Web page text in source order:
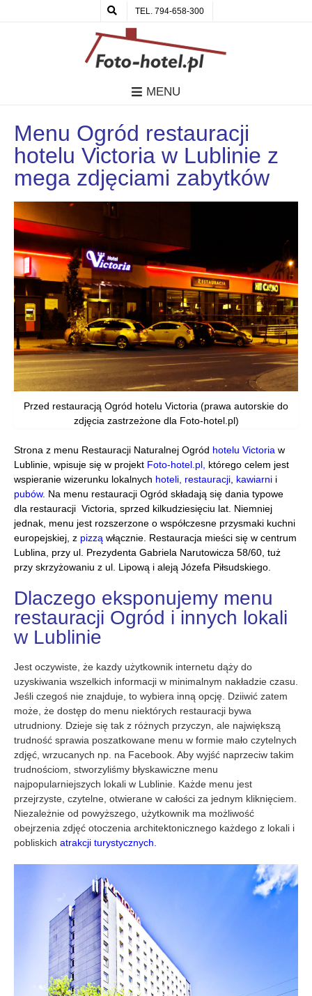
TEL. 794-658-300
MENU
Menu Ogród restauracji
hotelu Victoria w Lublinie z
mega zdjęciami zabytków
Przed restauracją Ogród hotelu Victoria (prawa autorskie do
zdjęcia zastrzeżone dla Foto-hotel.pl)
Strona z menu Restauracji Naturalnej Ogród hotelu Victoria w
Lublinie, wpisuje się w projekt Foto-hotel.pl, którego celem jest
wspieranie wizerunku lokalnych hoteli, restauracji kawiarni i
pubów. Na menu restauracji Ogród składają się dania typowe
dla restauracji Victoria, sprzed kilkudziesięciu lat. Niemniej
jednak, menu jest rozszerzone o współczesne przysmaki kuchni
europejskiej, z pizzą włącznie. Restauracja mieści się w centrum
Lublina, przy ul. Prezydenta Gabriela Narutowicza 58/60, tuż
przy skrzyżowaniu z ul. Lipową i aleją Józefa Piłsudskiego.
Dlaczego eksponujemy menu
restauracji Ogród i innych lokali
w Lublinie
Jest oczywiste, że kazdy użytkownik internetu dąży do
uzyskiwania wszelkich informacji w minimalnym nakładzie czasu.
Jeśli czegoś nie znajduje, to wybiera inną opcję. Dziiwić zatem
może, że dostęp do menu niektórych restauracji bywa
utrudniony. Dzieje się tak z różnych przyczyn, ale największą
trudność sprawia poszatkowane menu w formie mało czytelnych
zdjęć, wrzucanych np. na Facebook. Aby wyjść naprzeciw takim
trudnościom, stworzyliśmy błyskawiczne menu
najpopularniejszych lokali w Lublinie. Każde menu jest
przejrzyste, czytelne, otwierane w całości za jednym kliknięciem.
Niezależnie od powyższego, użytkownik ma możliwość
obejrzenia zdjęć otoczenia architektonicznego każdego z lokali i
pobliskich atrakcji turystycznych.